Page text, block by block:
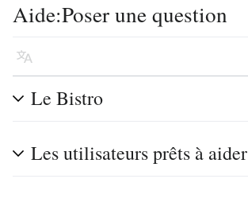
Aide:Poser une question
Langue
Le Bistro
Les utilisateurs prêts à aider